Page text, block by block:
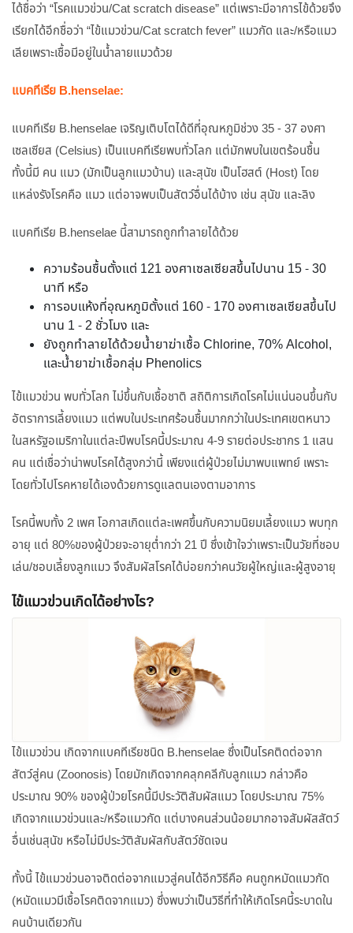
ได้ชื่อว่า “โรคแมวข่วน/Cat scratch disease” แต่เพราะมีอาการไข้ด้วยจึง
เรียกได้อีกชื่อว่า “ไข้แมวข่วน/Cat scratch fever” แมวกัด และ/หรือแมว
เลียเพราะเชื้อมีอยู่ในน้ำลายแมวด้วย
แบคทีเรีย B.henselae:
แบคทีเรีย B.henselae เจริญเติบโตได้ดีที่อุณหภูมิช่วง 35 - 37 องศา
เซลเซียส (Celsius) เป็นแบคทีเรียพบทั่วโลก แต่มักพบในเขตร้อนชื้น
ทั้งนี้มี คน แมว (มักเป็นลูกแมวบ้าน) และสุนัข เป็นโฮสต์ (Host) โดย
แหล่งรังโรคคือ แมว แต่อาจพบเป็นสัตว์อื่นได้บ้าง เช่น สุนัข และลิง
แบคทีเรีย B.henselae นี้สามารถถูกทำลายได้ด้วย
ความร้อนชื้นตั้งแต่ 121 องศาเซลเซียสขึ้นไปนาน 15 - 30
นาที หรือ
การอบแห้งที่อุณหภูมิตั้งแต่ 160 - 170 องศาเซลเซียสขึ้นไป
นาน 1 - 2 ชั่วโมง และ
ยังถูกทำลายได้ด้วยน้ำยาฆ่าเชื้อ Chlorine, 70% Alcohol,
และน้ำยาฆ่าเชื้อกลุ่ม Phenolics
ไข้แมวข่วน พบทั่วโลก ไม่ขึ้นกับเชื้อชาติ สถิติการเกิดโรคไม่แน่นอนขึ้นกับ
อัตราการเลี้ยงแมว แต่พบในประเทศร้อนชื้นมากกว่าในประเทศเขตหนาว
ในสหรัฐอเมริกาในแต่ละปีพบโรคนี้ประมาณ 4-9 รายต่อประชากร 1 แสน
คน แต่เชื่อว่าน่าพบโรคได้สูงกว่านี้ เพียงแต่ผู้ป่วยไม่มาพบแพทย์ เพราะ
โดยทั่วไปโรคหายได้เองด้วยการดูแลตนเองตามอาการ
โรคนี้พบทั้ง 2 เพศ โอกาสเกิดแต่ละเพศขึ้นกับความนิยมเลี้ยงแมว พบทุก
อายุ แต่ 80%ของผู้ป่วยจะอายุต่ำกว่า 21 ปี ซึ่งเข้าใจว่าเพราะเป็นวัยที่ชอบ
เล่น/ชอบเลี้ยงลูกแมว จึงสัมผัสโรคได้บ่อยกว่าคนวัยผู้ใหญ่และผู้สูงอายุ
ไข้แมวข่วนเกิดได้อย่างไร?
ไข้แมวข่วน เกิดจากแบคทีเรียชนิด B.henselae ซึ่งเป็นโรคติดต่อจาก
สัตว์สู่คน (Zoonosis) โดยมักเกิดจากคลุกคลีกับลูกแมว กล่าวคือ
ประมาณ 90% ของผู้ป่วยโรคนี้มีประวัติสัมผัสแมว โดยประมาณ 75%
เกิดจากแมวข่วนและ/หรือแมวกัด แต่บางคนส่วนน้อยมากอาจสัมผัสสัตว์
อื่นเช่นสุนัข หรือไม่มีประวัติสัมผัสกับสัตว์ชัดเจน
ทั้งนี้ ไข้แมวข่วนอาจติดต่อจากแมวสู่คนได้อีกวิธีคือ คนถูกหมัดแมวกัด
(หมัดแมวมีเชื้อโรคติดจากแมว) ซึ่งพบว่าเป็นวิธีที่ทำให้เกิดโรคนี้ระบาดใน
คนบ้านเดียวกัน